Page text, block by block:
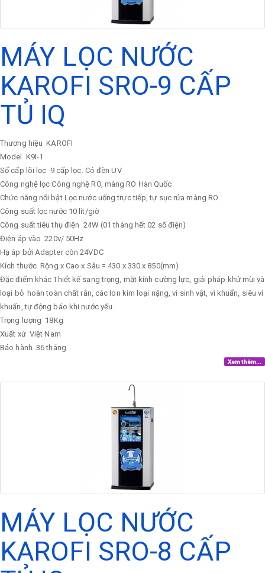
MÁY LỌC NƯỚC
KAROFI SRO-9 CẤP
TỦ IQ
Thương hiệu KAROFI
Model K9I-1
Số cấp lõi lọc 9 cấp lọc. Có đèn UV
Công nghệ lọc Công nghệ RO, màng RO Hàn Quốc
Chức năng nổi bật Lọc nước uống trực tiếp, tự sục rửa màng RO
Công suất lọc nước 10 lít/giờ
Công suất tiêu thụ điện 24W (01 tháng hết 02 số điện)
Điện áp vào 220v/ 50Hz
Hạ áp bởi Adapter còn 24VDC
Kích thước Rộng x Cao x Sâu = 430 x 330 x 850(mm)
Đặc điểm khác Thiết kế sang trọng, mặt kính cường lực, giải pháp khử mùi và
loại bỏ hoàn toàn chất rắn, các Ion kim loại nặng, vi sinh vật, vi khuẩn, siêu vi
khuẩn, tự động báo khi nước yếu.
Trọng lượng 18Kg
Xuất xứ Việt Nam
Bảo hành 36 tháng
Xem thêm...
MÁY LỌC NƯỚC
KAROFI SRO-8 CẤP